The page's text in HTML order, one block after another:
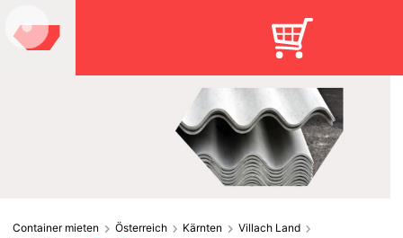
Container mieten Österreich Kärnten
Villach Land